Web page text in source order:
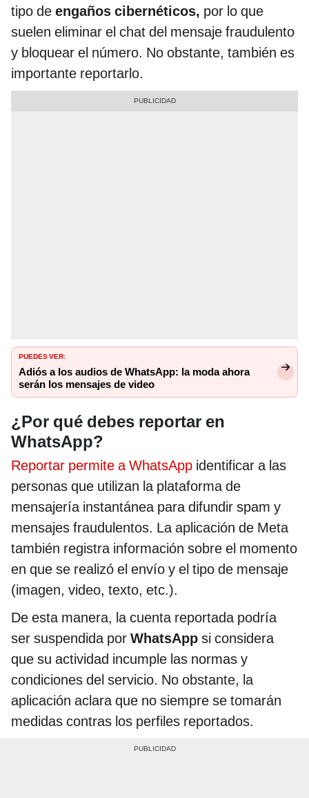
tipo de engaños cibernéticos, por lo que
suelen eliminar el chat del mensaje fraudulento
y bloquear el número. No obstante, también es
importante reportarlo.
PUEDES VER:
Adiós a los audios de WhatsApp: la moda ahora
serán los mensajes de video
¿Por qué debes reportar en
WhatsApp?
Reportar permite a WhatsApp identificar a las
personas que utilizan la plataforma de
mensajería instantánea para difundir spam y
mensajes fraudulentos. La aplicación de Meta
también registra información sobre el momento
en que se realizó el envío y el tipo de mensaje
(imagen, video, texto, etc.).
De esta manera, la cuenta reportada podría
ser suspendida por WhatsApp si considera
que su actividad incumple las normas y
condiciones del servicio. No obstante, la
aplicación aclara que no siempre se tomarán
medidas contras los perfiles reportados.